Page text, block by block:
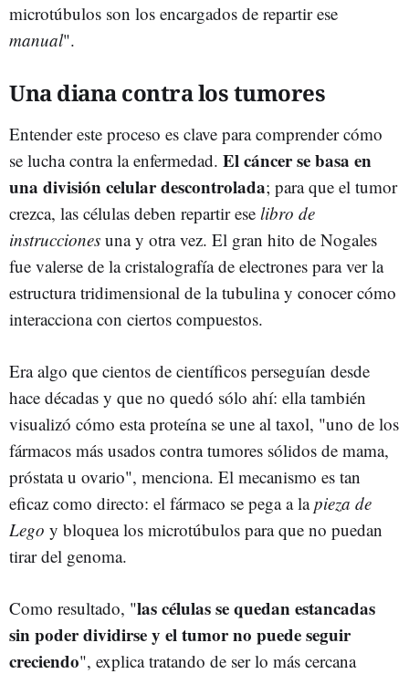
microtúbulos son los encargados de repartir ese
manual".
Una diana contra los tumores
Entender este proceso es clave para comprender cómo
se lucha contra la enfermedad. El cáncer se basa en
una división celular descontrolada; para que el tumor
crezca, las células deben repartir ese libro de
instrucciones una y otra vez. El gran hito de Nogales
fue valerse de la cristalografía de electrones para ver la
estructura tridimensional de la tubulina y conocer cómo
interacciona con ciertos compuestos.
Era algo que cientos de científicos perseguían desde
hace décadas y que no quedó sólo ahí: ella también
visualizó cómo esta proteína se une al taxol, "uno de los
fármacos más usados contra tumores sólidos de mama,
próstata u ovario", menciona. El mecanismo es tan
eficaz como directo: el fármaco se pega a lapieza de
Lego y bloquea los microtúbulos para que no puedan
tirar del genoma.
Como resultado, "lascélulas se quedan estancadas
sin poder dividirse y el tumor no puede seguir
creciendo", explica tratando de ser lo más cercana